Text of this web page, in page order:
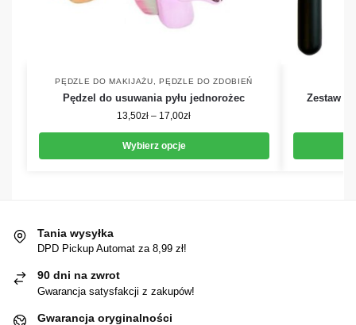
PĘDZLE DO MAKIJAŻU ,PĘDZLE DO ZDOBIEŃ
Pędzel do usuwania pyłu jednorożec
13,50zł – 17,00zł
Wybierz opcje
Zestaw
Tania wysyłka
DPD Pickup Automat za 8,99 zł!
90 dni na zwrot
Gwarancja satysfakcji z zakupów!
Gwarancja oryginalności